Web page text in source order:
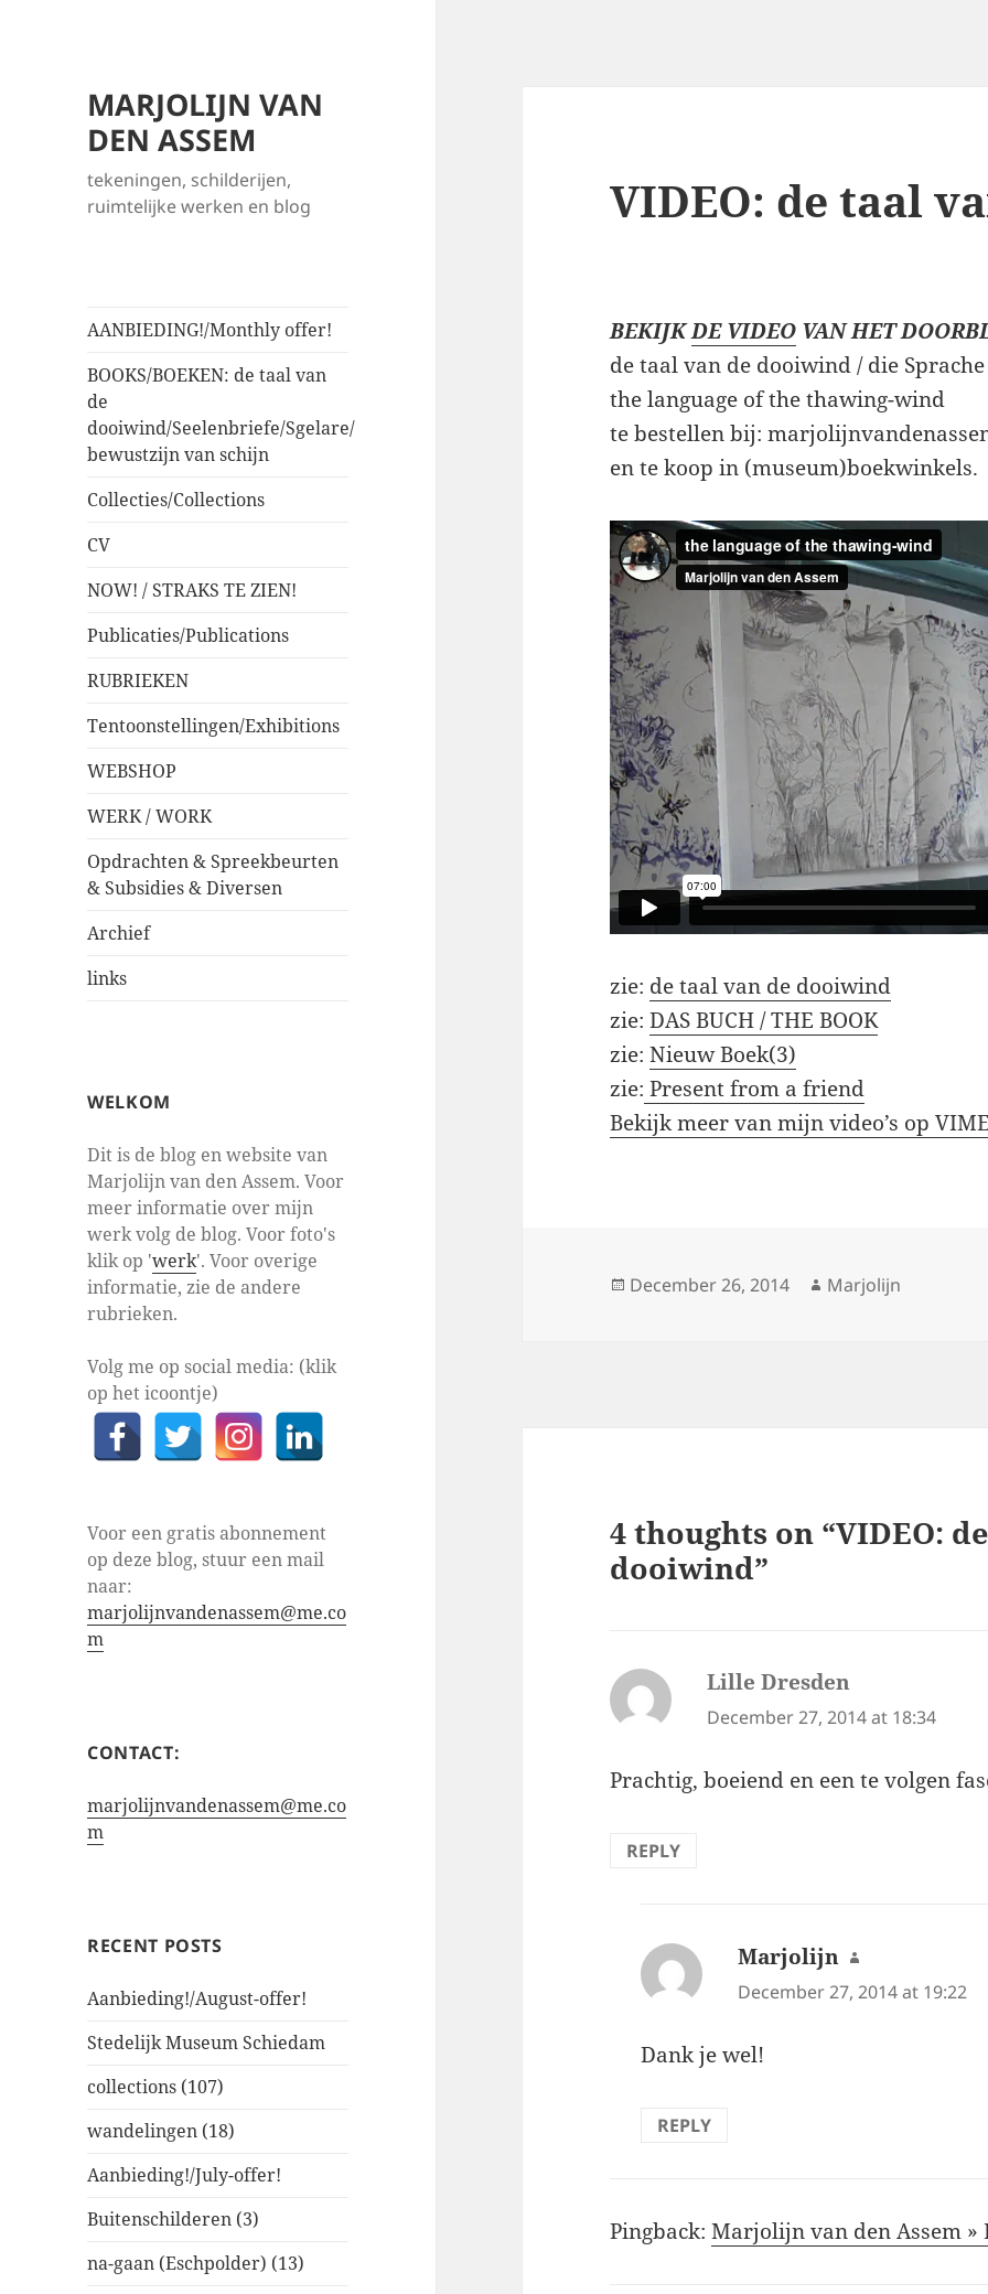
MARJOLIJN VAN
DEN ASSEM
tekeningen, schilderijen,
ruimtelijke werken en blog
AANBIEDING!/Monthly offer!
BOOKS/BOEKEN: de taal van
de
dooiwind/Seelenbriefe/Sgelare/
bewustzijn van schijn
Collecties/Collections
CV
NOW! / STRAKS TE ZIEN!
Publicaties/Publications
RUBRIEKEN
Tentoonstellingen/Exhibitions
WEBSHOP
WERK / WORK
Opdrachten & Spreekbeurten
& Subsidies & Diversen
Archief
links
WELKOM
Dit is de blog en website van
Marjolijn van den Assem. Voor
meer informatie over mijn
werk volg de blog. Voor foto's
klik op 'werk'. Voor overige
informatie, zie de andere
rubrieken.
Volg me op social media: (klik
op het icoontje)
Voor een gratis abonnement
op deze blog, stuur een mail
naar:
marjolijnvandenassem@me.co
m
CONTACT:
marjolijnvandenassem@me.co
m
RECENT POSTS
Aanbieding!/August-offer!
Stedelijk Museum Schiedam
collections (107)
wandelingen (18)
Aanbieding!/July-offer!
Buitenschilderen (3)
na-gaan (Eschpolder) (13)
VIDEO: de taal
BEKIJKDE VIDEO VAN HET
de taal van de dooiwind / die
the language of the thawing-wind
te bestellen bij:
en te koop in (museum)boekwinkels.
zie: de taal van de dooiwind
zie:DAS BUCH / THE BOOK
zie:Nieuw Boek(3)
zie: Present from a friend
Bekijk meer van mijn video’s op
Posted
December 26, 2014 Author
Marjolijn
4 thoughts on “VIDEO:
dooiwind”
Lille Dresden
December 27, 2014 at 18:34
Prachtig, boeiend en een te volgen
REPLY
Marjolijn says:
December 27, 2014 at 19:22
Dank je wel!
REPLY
Pingback:Marjolijn van den Assem »